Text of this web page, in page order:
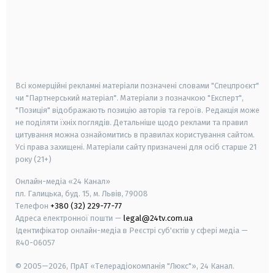
Всі комерційні рекламні матеріали позначені словами "Спецпроєкт"
чи "Партнерський матеріал". Матеріали з позначкою "Експерт",
"Позиція" відображають позицію авторів та героїв. Редакція може
не поділяти їхніх поглядів. Детальніше щодо реклами та правил
цитування можна ознайомитись в правилах користування сайтом.
Усі права захищені. Матеріали сайту призначені для осіб старше 21
року (21+)
Онлайн-медіа «24 Канал»
пл. Галицька, буд. 15, м. Львів, 79008
Телефон +380 (32) 229-77-77
Адреса електронної пошти — legal@24tv.com.ua
Ідентифікатор онлайн-медіа в Реєстрі суб'єктів у сфері медіа —
R40-06057
© 2005—2026, ПрАТ «Телерадіокомпанія "Люкс"», 24 Канал.